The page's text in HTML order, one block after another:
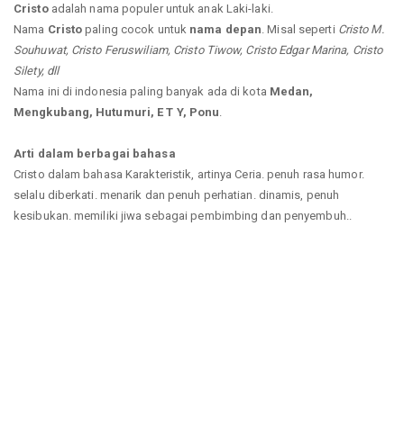
Cristoadalah nama populer untuk anak Laki-laki.
Nama Cristo paling cocok untuk nama depan . Misal seperti Cristo M.
Souhuwat, Cristo Feruswiliam, Cristo Tiwow, Cristo Edgar Marina, Cristo
Silety, dll
Nama ini di indonesia paling banyak ada di kota Medan,
Mengkubang, Hutumuri, E T Y, Ponu
Arti dalam berbagai bahasa
Cristo dalam bahasa Karakteristik, artinya Ceria. penuh rasa humor.
selalu diberkati. menarik dan penuh perhatian. dinamis, penuh
kesibukan. memiliki jiwa sebagai pembimbing dan penyembuh..